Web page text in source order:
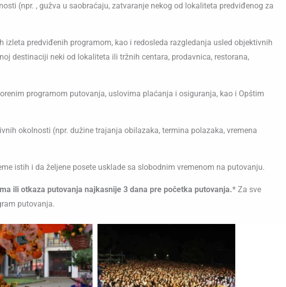
(npr. , gužva u saobraćaju, zatvaranje nekog od lokaliteta predviđenog za
predviđenih programom, kao i redosleda razgledanja usled objektivnih
destinaciji neki od lokaliteta ili tržnih centara, prodavnica, restorana,
programom putovanja, uslovima plaćanja i osiguranja, kao i Opštim
okolnosti (npr. dužine trajanja obilazaka, termina polazaka, vremena
istih i da željene posete usklade sa slobodnim vremenom na putovanju.
ili otkaza putovanja najkasnije 3 dana pre početka putovanja.* Za sve
putovanja.